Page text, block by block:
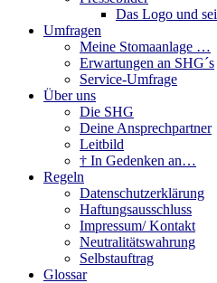
Das Logo und
Umfragen
Meine Stomaanlage …
Erwartungen an SHG´s
Service-Umfrage
Über uns
Die SHG
Deine Ansprechpartner
Leitbild
† In Gedenken an…
Regeln
Datenschutzerklärung
Haftungsausschluss
Impressum/ Kontakt
Neutralitätswahrung
Selbstauftrag
Glossar